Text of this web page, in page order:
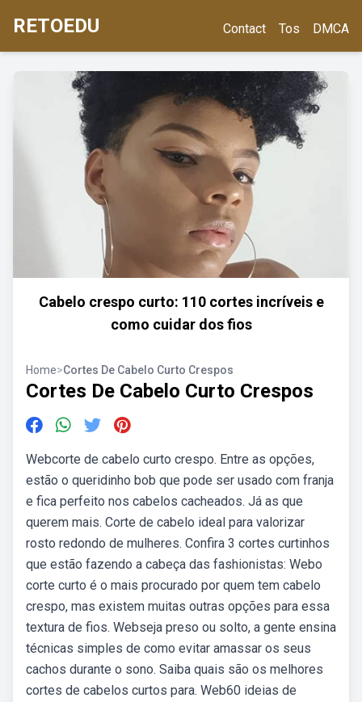
RETOEDU Contact Tos DMCA
Cabelo crespo curto: 110 cortes incríveis e
como cuidar dos fios
Home>Cortes De Cabelo Curto Crespos
Cortes De Cabelo Curto Crespos
Webcorte de cabelo curto crespo. Entre as opções,
estão o queridinho bob que pode ser usado com franja
e fica perfeito nos cabelos cacheados. Já as que
querem mais. Corte de cabelo ideal para valorizar
rosto redondo de mulheres. Confira 3 cortes curtinhos
que estão fazendo a cabeça das fashionistas: Webo
corte curto é o mais procurado por quem tem cabelo
crespo, mas existem muitas outras opções para essa
textura de fios. Webseja preso ou solto, a gente ensina
técnicas simples de como evitar amassar os seus
cachos durante o sono. Saiba quais são os melhores
cortes de cabelos curtos para. Web60 ideias de